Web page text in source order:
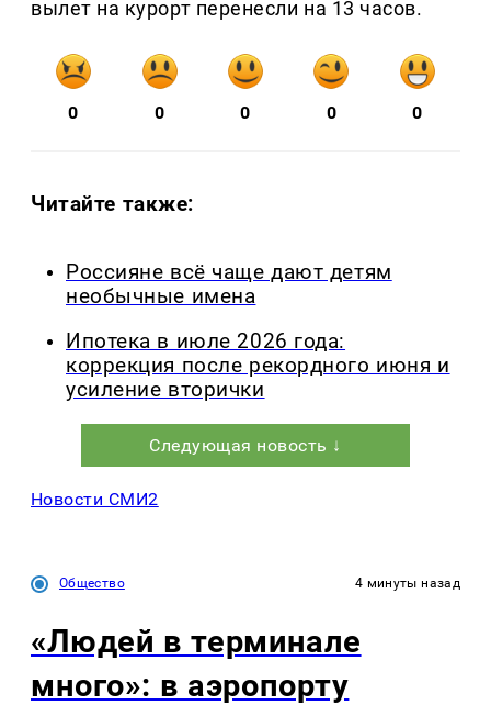
вылет на курорт перенесли на 13 часов.
0 0 0 0 0
Читайте также:
Россияне всё чаще дают детям
необычные имена
Ипотека в июле 2026 года:
коррекция после рекордного июня и
усиление вторички
Следующая новость ↓
Новости СМИ2
Общество 4 минуты назад
«Людей в терминале
много»: в аэропорту